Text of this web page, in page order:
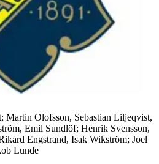
Martin Olofsson, Sebastian Liljeqvist,
Emil Sundlöf; Henrik Svensson,
Engstrand, Isak Wikström; Joel
Lunde